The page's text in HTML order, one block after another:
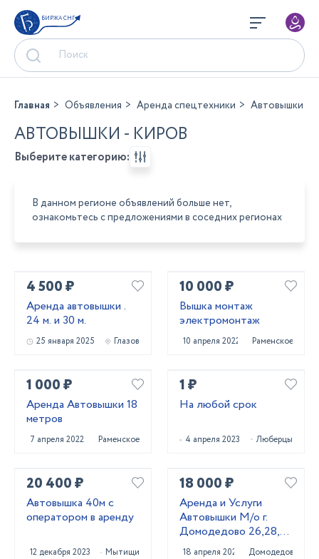
БИРЖА СНГ
Главная Объявления Аренда спецтехники Автовышки
АВТОВЫШКИ - КИРОВ
Выберите категорию:
В данном регионе объявлений больше нет,
ознакомьтесь с предложениями в соседних регионах
4 500 ₽
Аренда автовышки .
24 м. и 30 м.
25 января 2025 Глазов
10 000 ₽
Вышка монтаж
электромонтаж
10 апреля 2022 Раменское
1 000 ₽
Аренда Автовышки 18
метров
7 апреля 2022 Раменское
1 ₽
На любой срок
4 апреля 2023 Люберцы
20 400 ₽
Автовышка 40м с
оператором в аренду
12 декабря 2023 Мытищи
18 000 ₽
Аренда и Услуги
Автовышки М/о г.
Домодедово 26,28,32
место
18 апреля 2023 Домодедово